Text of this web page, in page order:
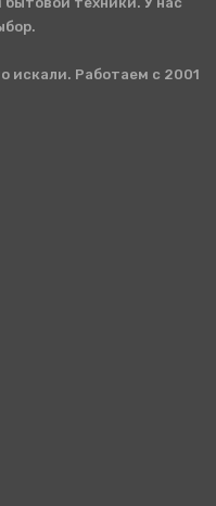
искали. Работаем с 2001